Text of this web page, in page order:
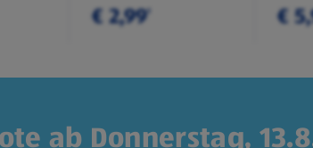
€ 2,99¹ €
ab Donnerstag,